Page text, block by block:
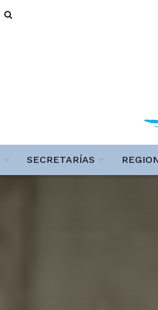
SECRETARÍAS